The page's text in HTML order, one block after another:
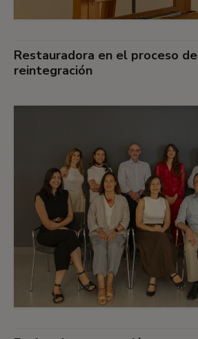
Restauradora en el proceso de
reintegración